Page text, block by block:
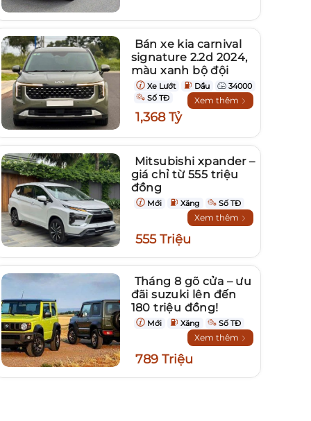
Bán xe kia carnival
signature 2.2d 2024,
màu xanh bộ đội
Xe Lướt Dầu
34000
Số TĐ
Xem thêm
1,368 Tỷ
Mitsubishi xpander –
giá chỉ từ 555 triệu
đồng
Mới Xăng Số TĐ
Xem thêm
555 Triệu
Tháng 8 gõ cửa – ưu
đãi suzuki lên đến
180 triệu đồng!
Mới Xăng Số TĐ
Xem thêm
789 Triệu